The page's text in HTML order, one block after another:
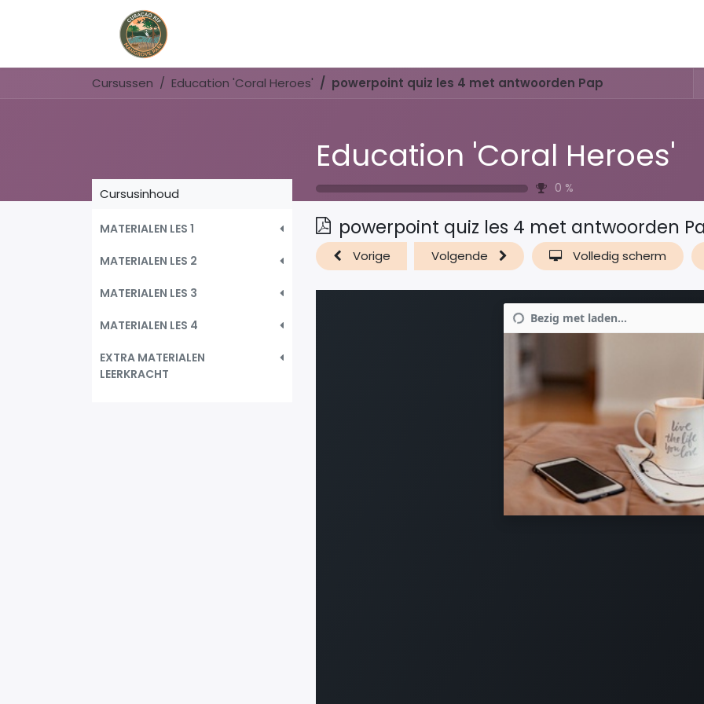
Cursussen Education 'Coral Heroes' powerpoint quiz les 4 met antwoorden Pap
Education 'Coral Heroes'
0 %
Cursusinhoud
MATERIALEN LES 1
MATERIALEN LES 2
MATERIALEN LES 3
MATERIALEN LES 4
EXTRA MATERIALEN
LEERKRACHT
powerpoint quiz les 4 met antwoorden
Vorige Volgende Volledig scherm